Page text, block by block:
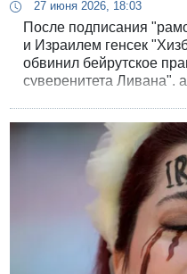
27 июня 2026, 18:03
После подписания
и Израилем генсек
обвинил бейрутское
суверенитета Ливана",